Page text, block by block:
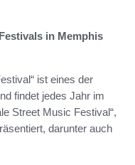
in Memphis
ist eines der
findet jedes Jahr im
Street Music Festival“,
darunter auch